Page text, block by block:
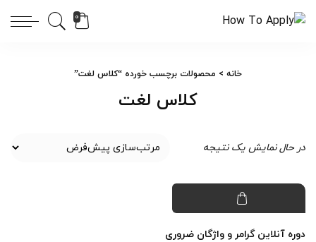
0
خانه > محصولات برچسب خورده “کلاس لغت”
کلاس لغت
در حال نمایش یک نتیجه
دوره آنلاین گرامر و واژگان ضروری